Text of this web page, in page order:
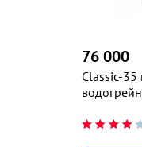
Classic-35
76 000